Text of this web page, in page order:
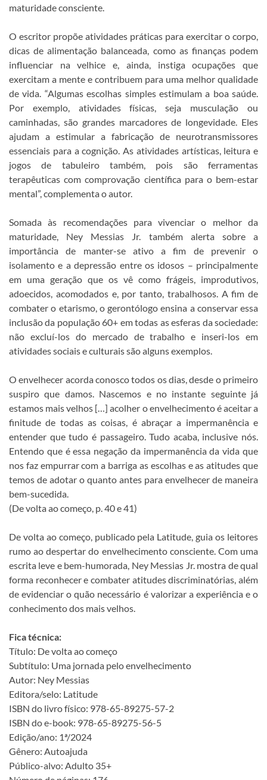
maturidade consciente.
O escritor propõe atividades práticas para exercitar o corpo,
dicas de alimentação balanceada, como as finanças podem
influenciar na velhice e, ainda, instiga ocupações que
exercitam a mente e contribuem para uma melhor qualidade
de vida. “Algumas escolhas simples estimulam a boa saúde.
Por exemplo, atividades físicas, seja musculação ou
caminhadas, são grandes marcadores de longevidade. Eles
ajudam a estimular a fabricação de neurotransmissores
essenciais para a cognição. As atividades artísticas, leitura e
jogos de tabuleiro também, pois são ferramentas
terapêuticas com comprovação científica para o bem-estar
mental”, complementa o autor.
Somada às recomendações para vivenciar o melhor da
maturidade, Ney Messias Jr. também alerta sobre a
importância de manter-se ativo a fim de prevenir o
isolamento e a depressão entre os idosos – principalmente
em uma geração que os vê como frágeis, improdutivos,
adoecidos, acomodados e, por tanto, trabalhosos. A fim de
combater o etarismo, o gerontólogo ensina a conservar essa
inclusão da população 60+ em todas as esferas da sociedade:
não excluí-los do mercado de trabalho e inseri-los em
atividades sociais e culturais são alguns exemplos.
O envelhecer acorda conosco todos os dias, desde o primeiro
suspiro que damos. Nascemos e no instante seguinte já
estamos mais velhos […] acolher o envelhecimento é aceitar a
finitude de todas as coisas, é abraçar a impermanência e
entender que tudo é passageiro. Tudo acaba, inclusive nós.
Entendo que é essa negação da impermanência da vida que
nos faz empurrar com a barriga as escolhas e as atitudes que
temos de adotar o quanto antes para envelhecer de maneira
bem-sucedida.
(De volta ao começo, p. 40 e 41)
De volta ao começo, publicado pela Latitude, guia os leitores
rumo ao despertar do envelhecimento consciente. Com uma
escrita leve e bem-humorada, Ney Messias Jr. mostra de qual
forma reconhecer e combater atitudes discriminatórias, além
de evidenciar o quão necessário é valorizar a experiência e o
conhecimento dos mais velhos.
Fica técnica:
Título: De volta ao começo
Subtítulo: Uma jornada pelo envelhecimento
Autor: Ney Messias
Editora/selo: Latitude
ISBN do livro físico: 978-65-89275-57-2
ISBN do e-book: 978-65-89275-56-5
Edição/ano: 1ª/2024
Gênero: Autoajuda
Público-alvo: Adulto 35+